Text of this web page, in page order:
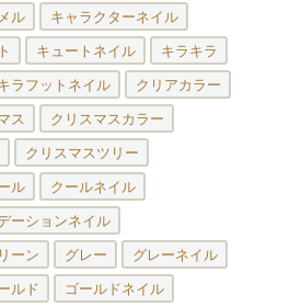
ル キャラクターネイル
キュートネイル キラキラ
ラフットネイル クリアカラー
ス クリスマスカラー
クリスマスツリー
ル クールネイル
ーションネイル
ーン グレー グレーネイル
ルド ゴールドネイル